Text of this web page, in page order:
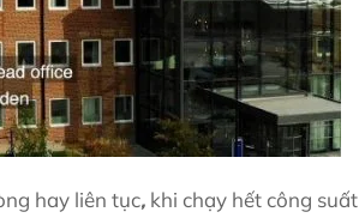
hay liên tục, khi chạy hết công suất